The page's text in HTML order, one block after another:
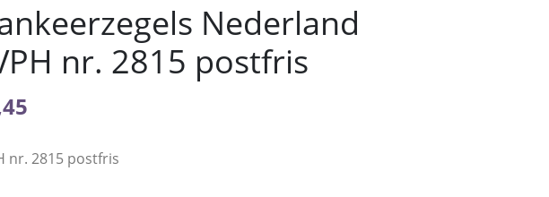
Nederland
nr. 2815 postfris
nr. 2815 postfris